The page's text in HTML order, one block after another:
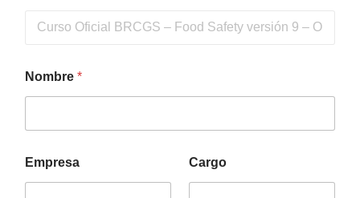
Nombre *
Empresa Cargo